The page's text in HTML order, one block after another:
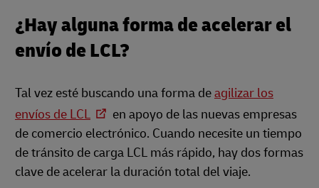
¿Hay alguna forma de acelerar el
envío de LCL?
Tal vez esté buscando una forma deagilizar los
envíos de LCL
en apoyo de las nuevas empresas
de comercio electrónico. Cuando necesite un tiempo
de tránsito de carga LCL más rápido, hay dos formas
clave de acelerar la duración total del viaje.